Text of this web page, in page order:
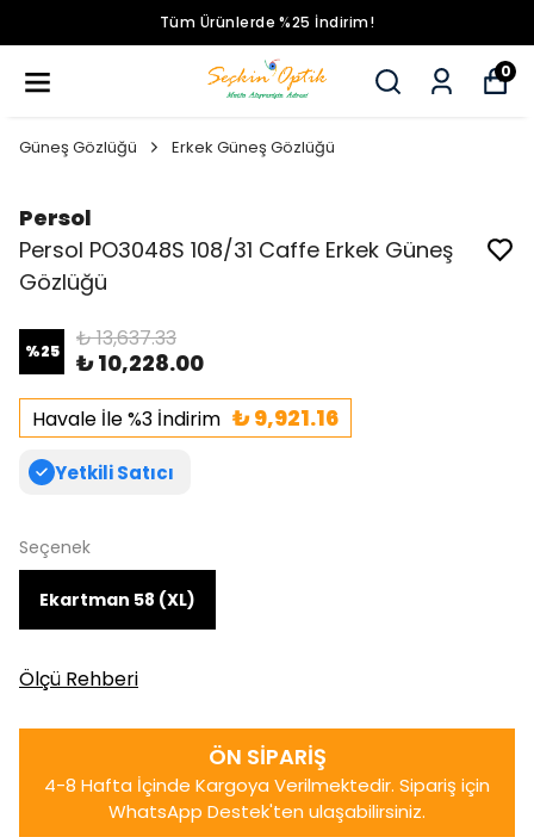
Tüm Ürünlerde %25 İndirim!
0
Güneş Gözlüğü Erkek Güneş Gözlüğü
Persol
Persol PO3048S 108/31 Caffe Erkek Güneş
Gözlüğü
%25 ₺ 13,637.33
₺ 10,228.00
Havale İle %3 İndirim ₺ 9,921.16
Yetkili Satıcı
Seçenek
Ekartman 58 (XL)
Ölçü Rehberi